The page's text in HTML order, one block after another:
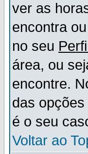
ver as
encontra
no seu
área, ou
encontre.
das
é o seu
Voltar ao